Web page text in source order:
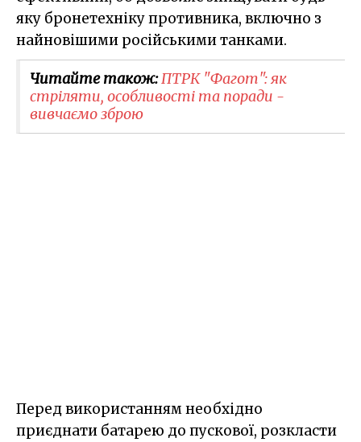
яку бронетехніку противника, включно з
найновішими російськими танками.
Читайте також:ПТРК "Фагот": як
стріляти, особливості та поради -
вивчаємо зброю
Перед використанням необхідно
приєднати батарею до пускової, розкласти